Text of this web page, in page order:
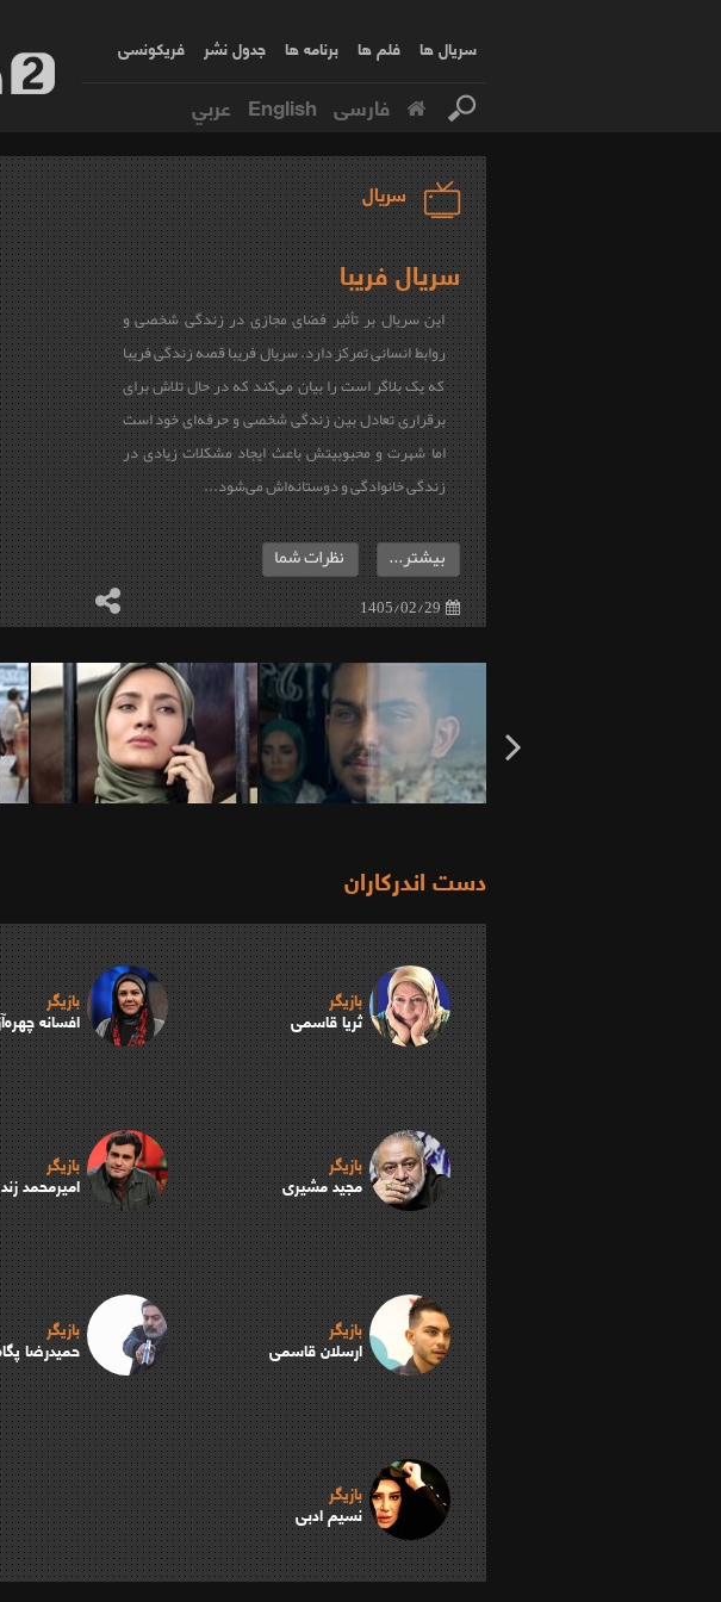
سریال ها فلم ها برنامه ها جدول نشر فریکونسی
فارسی English عربي
سریال
سریال فریبا
این سریال بر تأثیر فضای مجازی در زندگی شخصی و
روابط انسانی تمرکز دارد. سریال فریبا قصه زندگی فریبا
که یک بلاگر است را بیان می‌کند که در حال تلاش برای
برقراری تعادل بین زندگی شخصی و حرفه‌ای خود است
اما شهرت و محبوبیتش باعث ایجاد مشکلات زیادی در
زندگی خانوادگی و دوستانه‌اش می‌شود...
1405/02/29
بیشتر... نظرات شما
دست اندرکاران
بازیگر
ثریا قاسمی
بازیگر
افسانه
بازیگر
مجید مشیری
بازیگر
امیرمحمد زند
بازیگر
ارسلان قاسمی
بازیگر
حمیدرضا
بازیگر
نسیم ادبی